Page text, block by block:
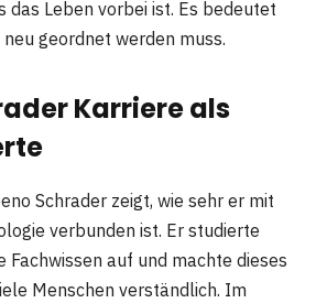
das Leben vorbei ist. Es bedeutet
geordnet werden muss.
Karriere als
Schrader zeigt, wie sehr er mit
verbunden ist. Er studierte
Fachwissen auf und machte dieses
Menschen verständlich. Im